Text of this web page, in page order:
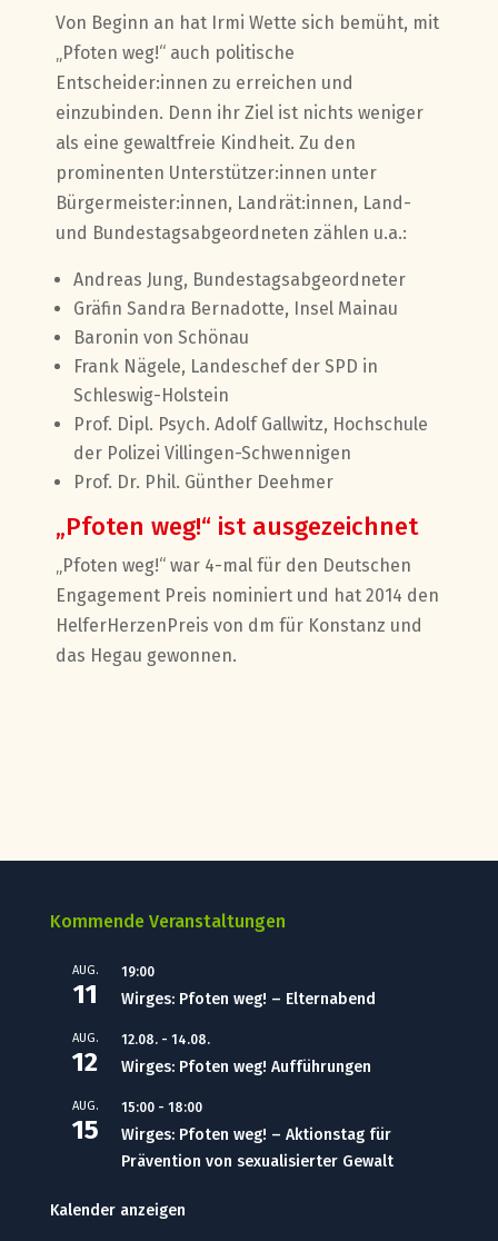
Von Beginn an hat Irmi Wette sich bemüht, mit
„Pfoten weg!“ auch politische
Entscheider:innen zu erreichen und
einzubinden. Denn ihr Ziel ist nichts weniger
als eine gewaltfreie Kindheit. Zu den
prominenten Unterstützer:innen unter
Bürgermeister:innen, Landrät:innen, Land-
und Bundestagsabgeordneten zählen u.a.:
Andreas Jung, Bundestagsabgeordneter
Gräfin Sandra Bernadotte, Insel Mainau
Baronin von Schönau
Frank Nägele, Landeschef der SPD in
Schleswig-Holstein
Prof. Dipl. Psych. Adolf Gallwitz, Hochschule
der Polizei Villingen-Schwennigen
Prof. Dr. Phil. Günther Deehmer
„Pfoten weg!“ ist ausgezeichnet
„Pfoten weg!“ war 4-mal für den Deutschen
Engagement Preis nominiert und hat 2014 den
HelferHerzenPreis von dm für Konstanz und
das Hegau gewonnen.
Kommende Veranstaltungen
AUG.
11
19:00
Wirges: Pfoten weg! – Elternabend
AUG.
12
12.08.- 14.08.
Wirges: Pfoten weg! Aufführungen
AUG.
15
15:00- 18:00
Wirges: Pfoten weg! – Aktionstag für
Prävention von sexualisierter Gewalt
Kalender anzeigen